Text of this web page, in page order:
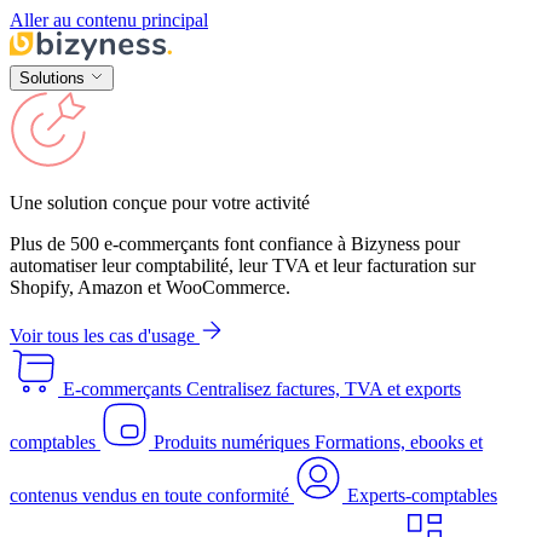
Aller au contenu principal
Solutions
Une solution conçue pour votre activité
Plus de 500 e-commerçants font confiance à Bizyness pour
automatiser leur comptabilité, leur TVA et leur facturation sur
Shopify, Amazon et WooCommerce.
Voir tous les cas d'usage
E-commerçants Centralisez factures, TVA et exports
comptables Produits numériques Formations, ebooks et
contenus vendus en toute conformité Experts-comptables